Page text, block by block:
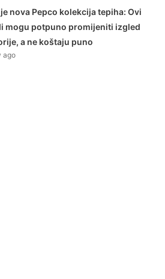
nova Pepco kolekcija tepiha: Ovi
mogu potpuno promijeniti izgled
a ne koštaju puno
ago